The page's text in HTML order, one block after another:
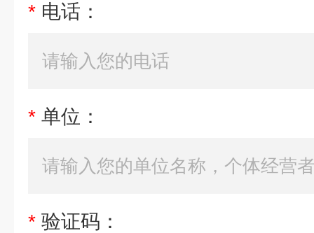
* 电话：
* 单位：
* 验证码：